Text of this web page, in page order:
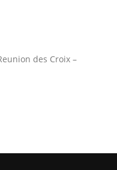
des Croix –